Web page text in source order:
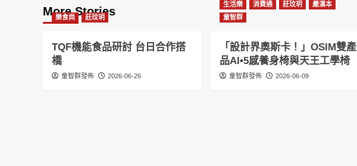
More Stories
樂食尚 莊玟玥
TQF機能食品研討 台日合作搭
橋
童智群發佈 2026-06-26
生活樂 消費通 莊玟玥
嚴漢本
童智群
「設計界奧斯卡！」OSIM雙產
品AI•5感養身椅與天王工學椅
童智群發佈 2026-06-09